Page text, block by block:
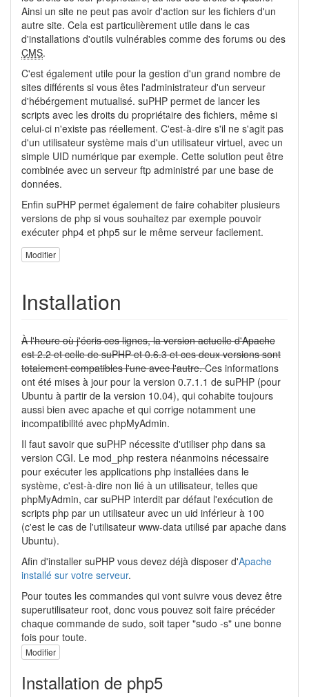
Ainsi un site ne peut pas avoir d'action sur les fichiers d'un
autre site. Cela est particulièrement utile dans le cas
d'installations d'outils vulnérables comme des forums ou des
CMS.
C'est également utile pour la gestion d'un grand nombre de
sites différents si vous êtes l'administrateur d'un serveur
d'hébérgement mutualisé. suPHP permet de lancer les
scripts avec les droits du propriétaire des fichiers, même si
celui-ci n'existe pas réellement. C'est-à-dire s'il ne s'agit pas
d'un utilisateur système mais d'un utilisateur virtuel, avec un
simple UID numérique par exemple. Cette solution peut être
combinée avec un serveur ftp administré par une base de
données.
Enfin suPHP permet également de faire cohabiter plusieurs
versions de php si vous souhaitez par exemple pouvoir
exécuter php4 et php5 sur le même serveur facilement.
Modifier
Installation
À l'heure où j'écris ces lignes, la version actuelle d'Apache
est 2.2 et celle de suPHP et 0.6.3 et ces deux versions sont
totalement compatibles l'une avec l'autre.Ces informations
ont été mises à jour pour la version 0.7.1.1 de suPHP (pour
Ubuntu à partir de la version 10.04), qui cohabite toujours
aussi bien avec apache et qui corrige notamment une
incompatibilité avec phpMyAdmin.
Il faut savoir que suPHP nécessite d'utiliser php dans sa
version CGI. Le mod_php restera néanmoins nécessaire
pour exécuter les applications php installées dans le
système, c'est-à-dire non lié à un utilisateur, telles que
phpMyAdmin, car suPHP interdit par défaut l'exécution de
scripts php par un utilisateur avec un uid inférieur à 100
(c'est le cas de l'utilisateur www-data utilisé par apache dans
Ubuntu).
Afin d'installer suPHP vous devez déjà disposer d'Apache
installé sur votre serveur.
Pour toutes les commandes qui vont suivre vous devez être
superutilisateur root, donc vous pouvez soit faire précéder
chaque commande de sudo, soit taper "sudo -s" une bonne
fois pour toute.
Modifier
Installation de php5